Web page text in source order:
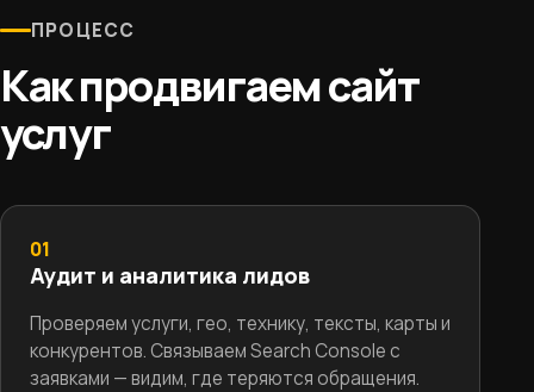
ПРОЦЕСС
Как продвигаем сайт
услуг
01
Аудит и аналитика лидов
Проверяем услуги, гео, технику, тексты, карты и
конкурентов. Связываем Search Console с
заявками — видим, где теряются обращения.